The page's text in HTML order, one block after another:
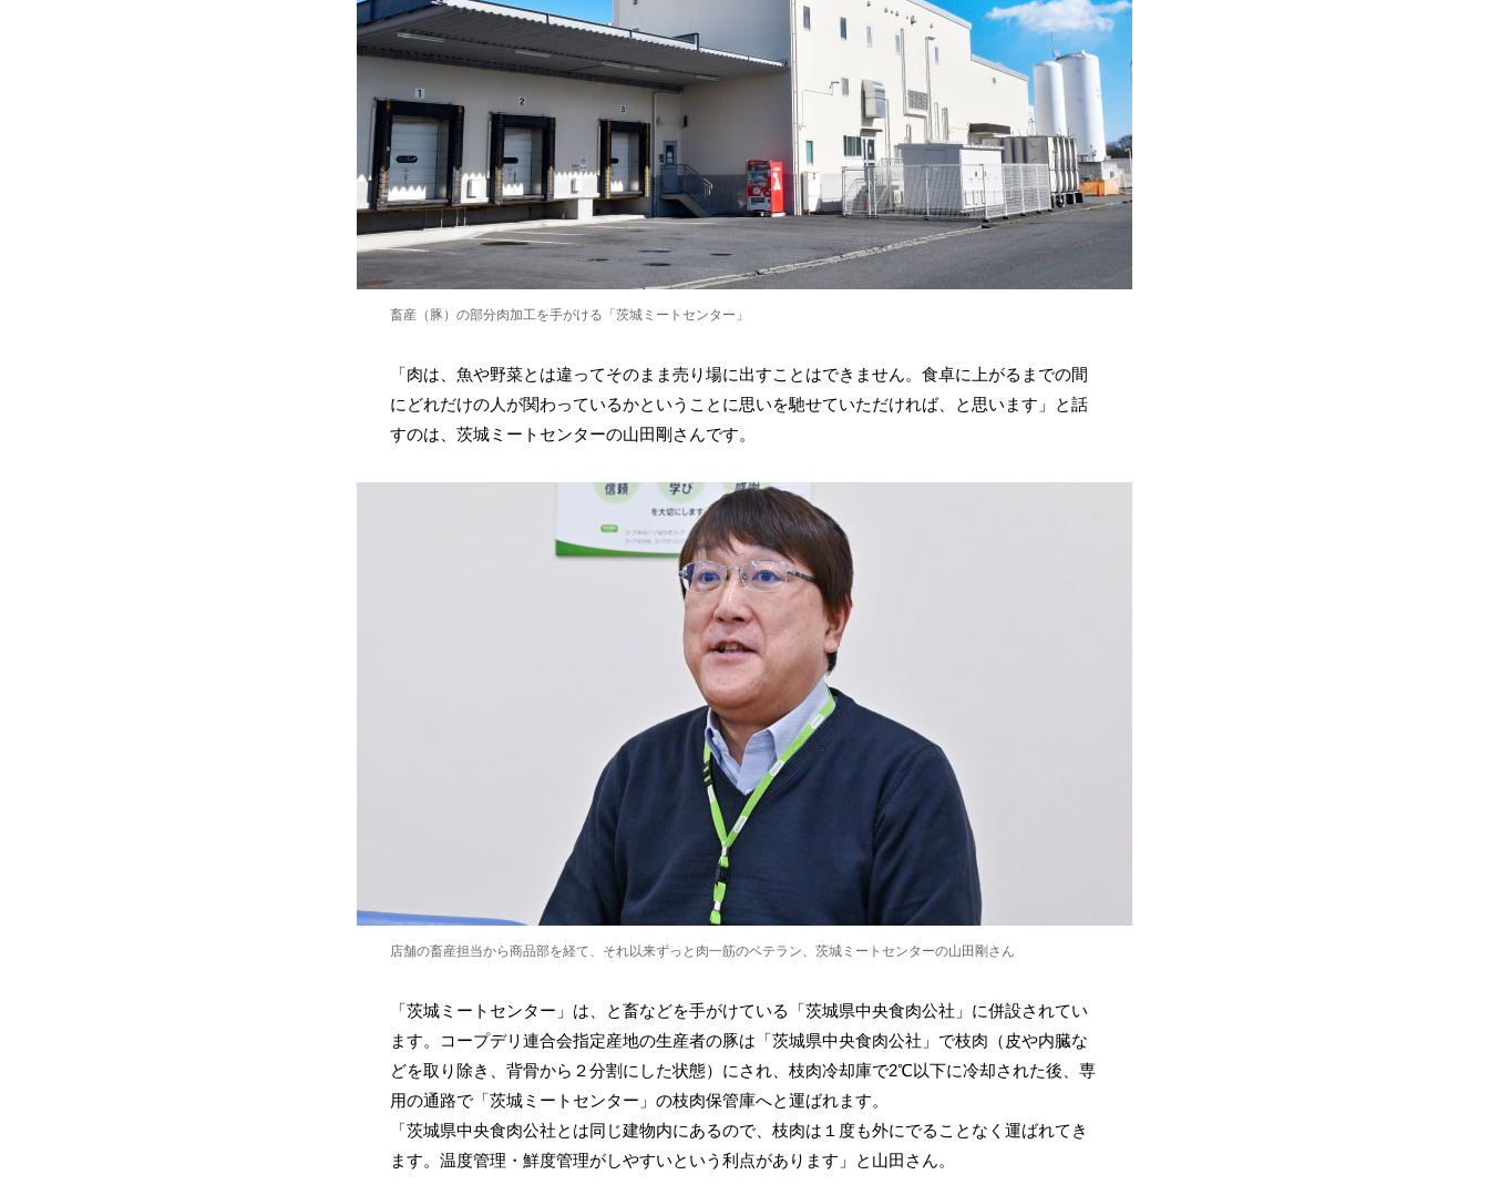
畜産（豚）の部分肉加工を手がける「茨城ミートセンター」
「肉は、魚や野菜とは違ってそのまま売り場に出すことはできません。食卓に上がるまでの間
にどれだけの人が関わっているかということに思いを馳せていただければ、と思います」と話
すのは、茨城ミートセンターの山田剛さんです。
店舗の畜産担当から商品部を経て、それ以来ずっと肉一筋のベテラン、茨城ミートセンターの山田剛さん
「茨城ミートセンター」は、と畜などを手がけている「茨城県中央食肉公社」に併設されてい
ます。コープデリ連合会指定産地の生産者の豚は「茨城県中央食肉公社」で枝肉（皮や内臓な
どを取り除き、背骨から２分割にした状態）にされ、枝肉冷却庫で2℃以下に冷却された後、専
用の通路で「茨城ミートセンター」の枝肉保管庫へと運ばれます。
「茨城県中央食肉公社とは同じ建物内にあるので、枝肉は１度も外にでることなく運ばれてき
ます。温度管理・鮮度管理がしやすいという利点があります」と山田さん。